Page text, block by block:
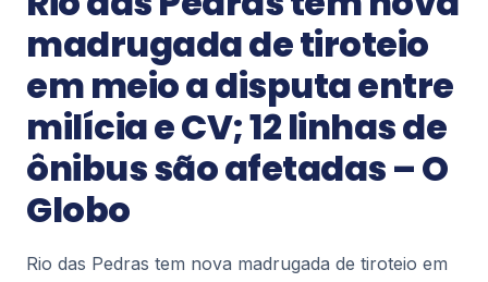
2
Notícias
Petrópolis tem previsão de ventos
moderados a fortes até sexta-feira (7)
– Diário de Petrópolis
fortes até sexta-feira (7) Diário de Petrópolis
madrugada de tiroteio
em meio a disputa entre
milícia e CV; 12 linhas de
ônibus são afetadas – O
Globo
Rio das Pedras tem nova madrugada de tiroteio em